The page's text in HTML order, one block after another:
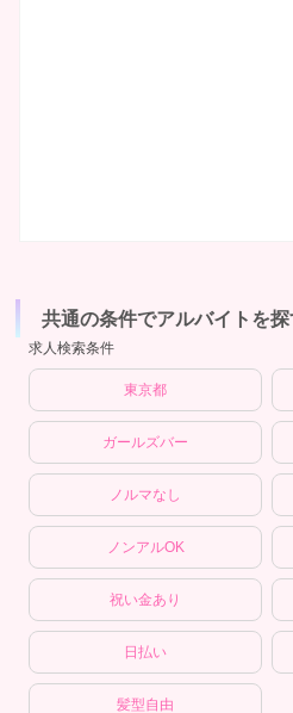
共通の条件でアルバイトを探
求人検索条件
東京都
ガールズバー
ノルマなし
ノンアルOK
祝い金あり
日払い
髪型自由